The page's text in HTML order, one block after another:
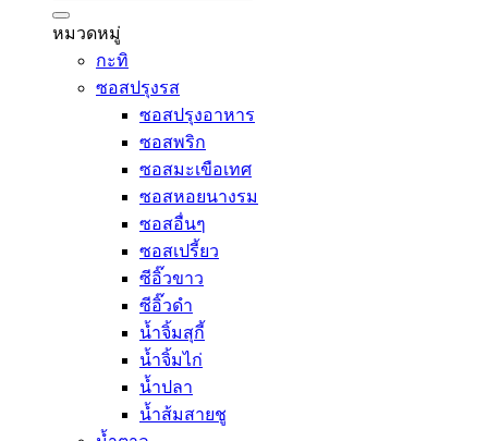
หมวดหมู่
กะทิ
ซอสปรุงรส
ซอสปรุงอาหาร
ซอสพริก
ซอสมะเขือเทศ
ซอสหอยนางรม
ซอสอื่นๆ
ซอสเปรี้ยว
ซีอิ๊วขาว
ซีอิ๊วดำ
น้ำจิ้มสุกี้
น้ำจิ้มไก่
น้ำปลา
น้ำส้มสายชู